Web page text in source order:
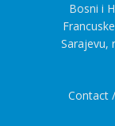
Bosni i
Sarajevu,
Contact